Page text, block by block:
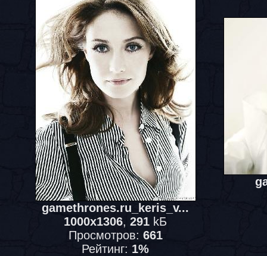
gamethrones.ru_keris_v...
1000x1306, 291 kБ
Просмотров: 661
Рейтинг: 1%